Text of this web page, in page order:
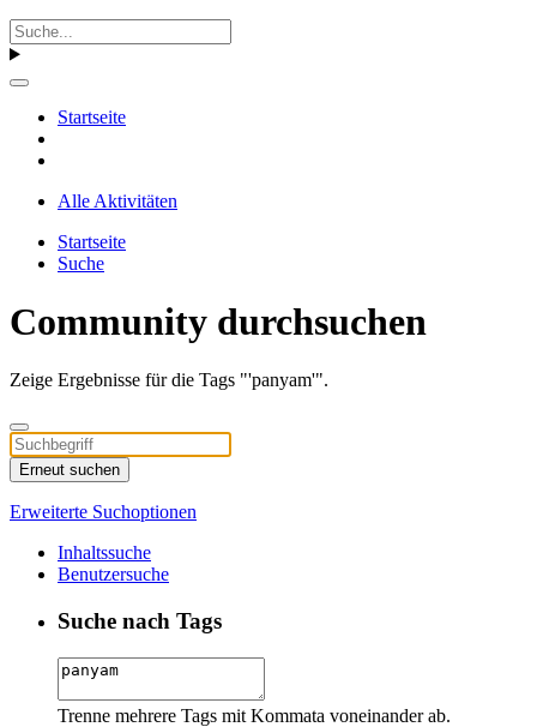
Startseite
Alle Aktivitäten
Startseite
Suche
Community durchsuchen
Zeige Ergebnisse für die Tags "'panyam'".
Erneut suchen
Erweiterte Suchoptionen
Inhaltssuche
Benutzersuche
Suche nach Tags
Trenne mehrere Tags mit Kommata voneinander ab.